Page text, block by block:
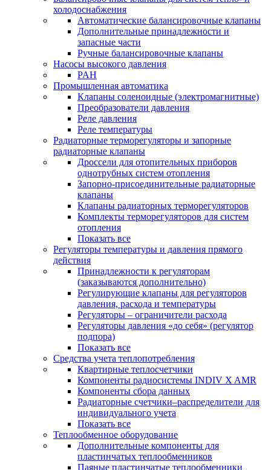
холодоснабжения
Автоматические балансировочные клапаны
Дополнительные принадлежности и
запасные части
Ручные балансировочные клапаны
Насосы высокого давления
PAH
Промышленная автоматика
Клапаны соленоидные (электромагнитные)
Преобразователи давления
Реле давления
Реле температуры
Радиаторные терморегуляторы и запорные
радиаторные клапаны
Дроссели для отопительных приборов
однотрубных систем отопления
Запорно-присоединительные радиаторные
клапаны
Клапаны радиаторных терморегуляторов
Комплекты терморегуляторов для систем
отопления
Показать все
Регуляторы температуры и давления прямого
действия
Принадлежности к регуляторам
(заказываются дополнительно)
Регулирующие клапаны для регуляторов
давления, расхода и температуры
Регуляторы – ограничители расхода
Регуляторы давления «до себя» (регулятор
подпора)
Показать все
Средства учета теплопотребления
Квартирные теплосчетчики
Компоненты радиосистемы INDIV X AMR
Компоненты сбора данных
Радиаторные счетчики–распределители для
индивидуального учета
Показать все
Теплообменное оборудование
Дополнительные компоненты для
пластинчатых теплообменников
Паяные пластинчатые теплообменники